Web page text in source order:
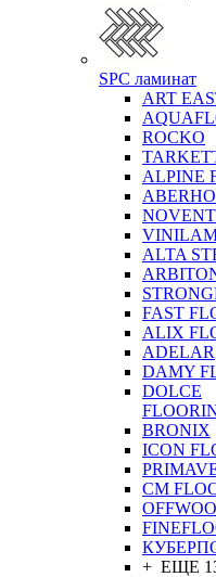
SPC ламинат
ART
ROCKO
ALPINE
ALTA
FAST
ALIX
ADELAR
DAMY
DOLCE
BRONIX
ICON
CM
+ ЕЩЕ